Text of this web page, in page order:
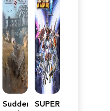
Sudden
SUPER